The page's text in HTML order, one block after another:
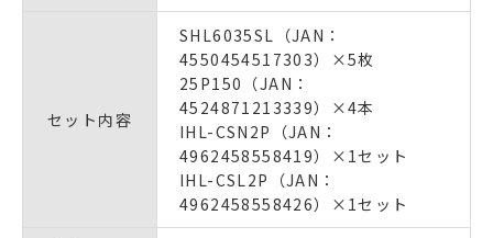
セット内容
SHL6035SL（JAN：
4550454517303）×5枚
25P150（JAN：
4524871213339）×4本
IHL-CSN2P（JAN：
4962458558419）×1セット
IHL-CSL2P（JAN：
4962458558426）×1セット